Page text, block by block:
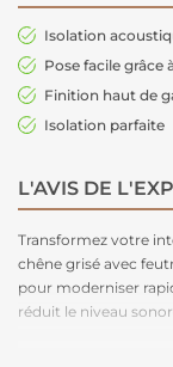
Isolation
Pose facile grâce
Finition haut de
Isolation parfaite
L'AVIS DE
Transformez votre
chêne grisé avec
pour moderniser
réduit le niveau